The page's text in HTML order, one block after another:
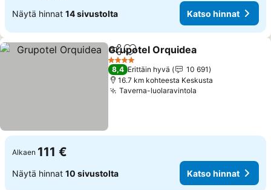
Näytä hinnat 14 sivustolta Katso hinnat
Jaa Lisää suosikkeihin
Grupotel Orquidea
4 Tähtiluokitus
8,4 Erittäin hyvä
10 691
16.7 km kohteesta Keskusta
Taverna-luolaravintola
Alkaen 111 €
Näytä hinnat 10 sivustolta Katso hinnat